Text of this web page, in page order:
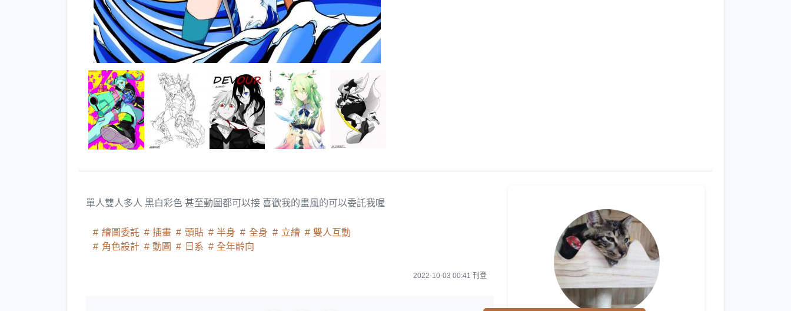
單人雙人多人 黑白彩色 甚至動圖都可以接 喜歡我的畫風的可以委託我喔
繪圖委託 插畫 頭貼 半身 全身 立繪
雙人互動
角色設計
動圖 日系 全年齡向
2022-10-03 00:41 刊登